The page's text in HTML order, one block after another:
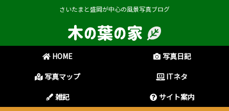
さいたまと盛岡が中心の風景写真ブログ
HOME
写真日記
写真マップ
ITネタ
雑記
サイト案内